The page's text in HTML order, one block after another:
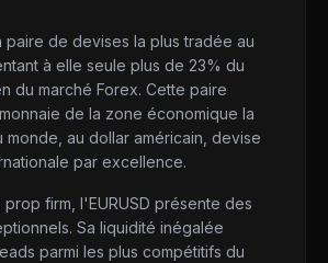
paire de devises la plus tradée au
à elle seule plus de 23% du
du marché Forex. Cette paire
de la zone économique la
monde, au dollar américain, devise
par excellence.
firm, l'EURUSD présente des
Sa liquidité inégalée
parmi les plus compétitifs du